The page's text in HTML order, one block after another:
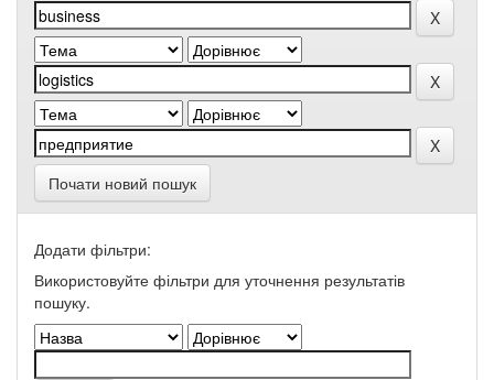
Почати новий пошук
Додати фільтри:
Використовуйте фільтри для уточнення результатів
пошуку.